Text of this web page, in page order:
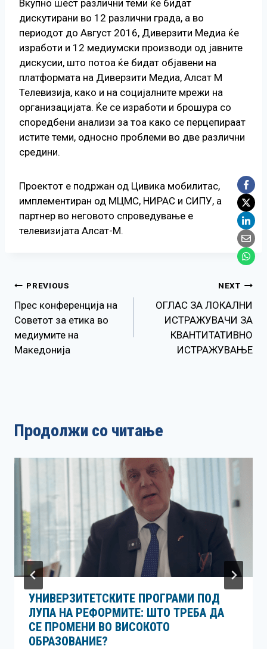
Вкупно шест различни теми ќе бидат
дискутирани во 12 различни града, а во
периодот до Август 2016, Диверзити Медиа ќе
изработи и 12 медиумски производи од јавните
дискусии, што потоа ќе бидат објавени на
платформата на Диверзити Медиа, Алсат М
Телевизија, како и на социјалните мрежи на
организацијата. Ќе се изработи и брошура со
споредбени анализи за тоа како се перцепираат
истите теми, односно проблеми во две различни
средини.
Проектот е подржан од Цивика мобилитас,
имплементиран од МЦМС, НИРАС и СИПУ, а
партнер во неговото спроведување е
телевизијата Алсат-М.
Навигација
на
напис
PREVIOUS
Прес конференција на
Советот за етика во
медиумите на
Македонија
NEXT
ОГЛАС ЗА ЛОКАЛНИ
ИСТРАЖУВАЧИ ЗА
КВАНТИТАТИВНО
ИСТРАЖУВАЊЕ
Продолжи со читање
УНИВЕРЗИТЕТСКИТЕ ПРОГРАМИ ПОД
ЛУПА НА РЕФОРМИТЕ: ШТО ТРЕБА ДА
СЕ ПРОМЕНИ ВО ВИСОКОТО
ОБРАЗОВАНИЕ?